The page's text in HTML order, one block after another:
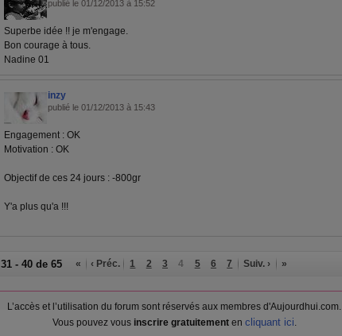
publié le 01/12/2013 à 15:52
Superbe idée !! je m'engage.
Bon courage à tous.
Nadine 01
inzy
publié le 01/12/2013 à 15:43
Engagement : OK
Motivation : OK
Objectif de ces 24 jours : -800gr
Y'a plus qu'a !!!
31 - 40 de 65 « ‹ Préc. 1 2 3 4 5 6 7 Suiv. › »
L’accès et l’utilisation du forum sont réservés aux membres d'Aujourdhui.com.
Vous pouvez vous inscrire gratuitementen cliquant ici.